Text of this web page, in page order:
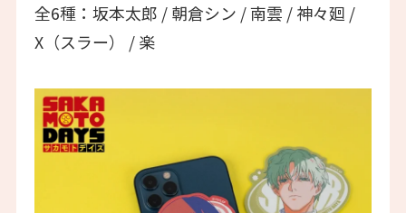
全6種：坂本太郎 / 朝倉シン / 南雲 / 神々廻 /
X（スラー） / 楽